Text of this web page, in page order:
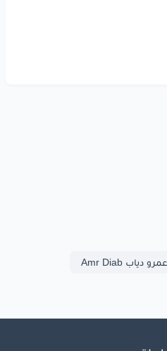
عمرو دياب Amr Diab